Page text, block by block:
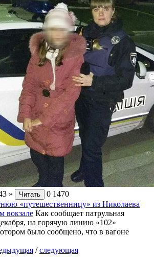
» Читать 0 1470
«путешественницу» из Николаева
вокзале Как сообщает патрульная
на горячую линию «102»
было сообщено, что в вагоне
/следующая